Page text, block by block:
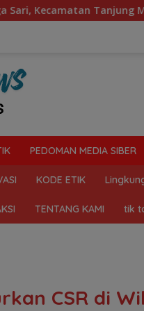
Morawa Kelola Sampah
PEDOMAN MEDIA SIBER
KODE ETIK
TENTANG KAMI tik
CSR di